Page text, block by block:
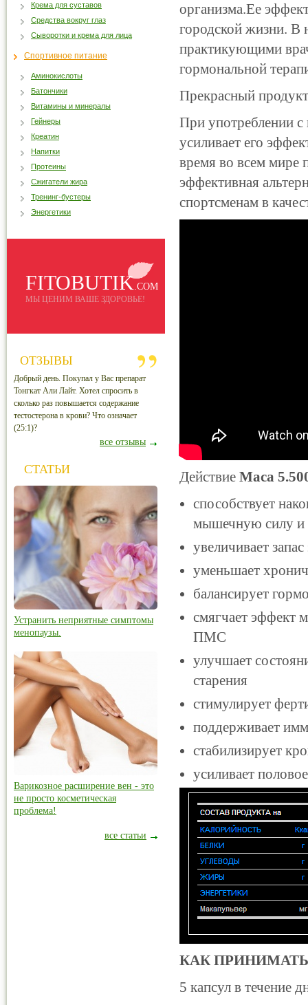
организма.Ее
городской жизни. В
практикующими
гормональной
Прекрасный
При употреблении
усиливает его
время во всем мире
эффективная
спортсменам в
Действие Maca
способствует
мышечную силу и
увеличивает
уменьшает
балансирует
смягчает эффект
ПМС
улучшает
старения
стимулирует
поддерживает
стабилизирует
усиливает
КАК
5 капсул в течение
Крема для суставов
Средства вокруг глаз
Сыворотки и крема для лица
Спортивное питание
Аминокислоты
Батончики
Витамины и минералы
Гейнеры
Креатин
Напитки
Протеины
Сжигатели жира
Тренинг-бустеры
Энергетики
FITOBUTIK.COM
МЫ ЦЕНИМ ВАШЕ ЗДОРОВЬЕ!
ОТЗЫВЫ
Добрый день. Покупал у Вас препарат
Тонгкат Али Лайт. Хотел спросить в
сколько раз повышается содержание
тестостерона в крови? Что означает
(25:1)?
все отзывы
СТАТЬИ
Устранить неприятные симптомы
менопаузы.
Варикозное расширение вен - это
не просто косметическая
проблема!
все статьи